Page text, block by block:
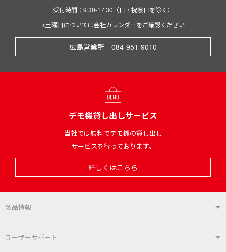
受付時間：9:30-17:30（日・祝祭日を除く）
※土曜日については会社カレンダーをご確認ください
広島営業所 084-951-9010
デモ機貸し出しサービス
当社では無料でデモ機の貸し出し
サービスを行っております。
詳しくはこちら
製品情報
製品情報TOP
ユーザーサポート